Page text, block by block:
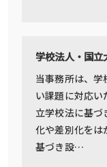
学校法人・国立
当事務所は、
い課題に対応い
立学校法に基
化や差別化をは
基づき設…